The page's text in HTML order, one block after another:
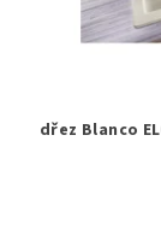
dřez Blanco